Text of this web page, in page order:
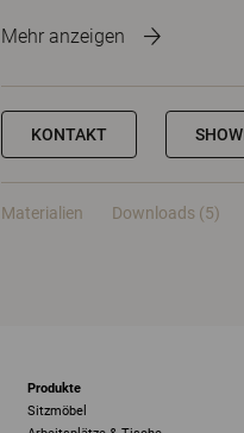
Mehr anzeigen
KONTAKT
Materialien Downloads (5)
Produkte
Sitzmöbel